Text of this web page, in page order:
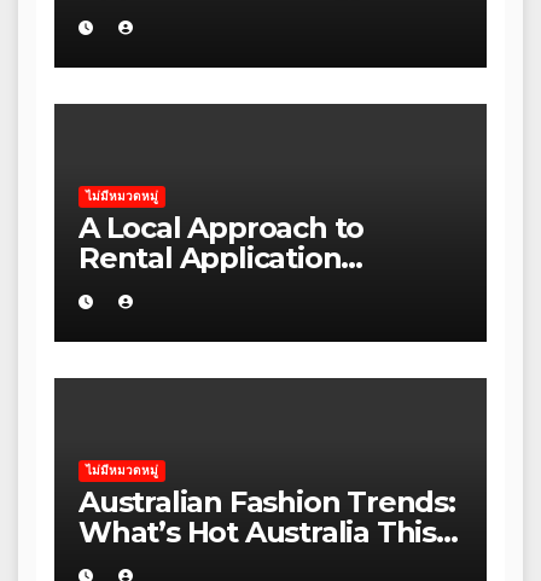
Without Wasting Budget
in the Daintree
ไม่มีหมวดหมู่
A Local Approach to
Rental Application
Strategy for Local Councils
in Kakadu
ไม่มีหมวดหมู่
Australian Fashion Trends:
What’s Hot Australia This
Season